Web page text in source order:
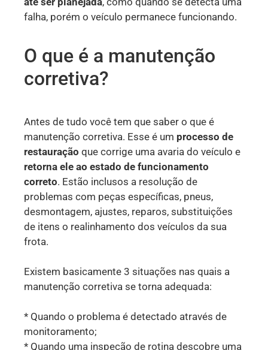
falha, porém o veículo permanece funcionando.
O que é a manutenção
corretiva?
Antes de tudo você tem que saber o que é
manutenção corretiva. Esse é um processo de
restauração que corrige uma avaria do veículo e
retorna ele ao estado de funcionamento
correto. Estão inclusos a resolução de
problemas com peças específicas, pneus,
desmontagem, ajustes, reparos, substituições
de itens o realinhamento dos veículos da sua
frota.
Existem basicamente 3 situações nas quais a
manutenção corretiva se torna adequada:
* Quando o problema é detectado através de
monitoramento;
* Quando uma inspeção de rotina descobre uma